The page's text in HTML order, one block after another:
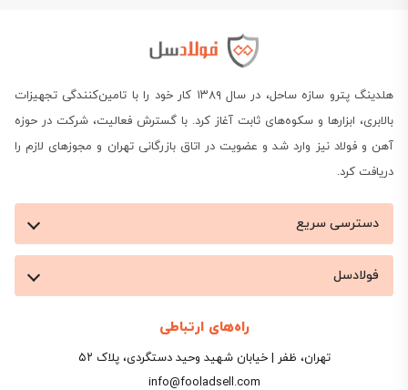
هلدینگ پترو سازه ساحل، در سال ۱۳۸۹ کار خود را با تامین‌کنندگی تجهیزات
بالابری، ابزارها و سکوه‌های ثابت آغاز کرد. با گسترش فعالیت، شرکت در حوزه
آهن و فولاد نیز وارد شد و عضویت در اتاق بازرگانی تهران و مجوزهای لازم را
دریافت کرد.
دسترسی سریع
فولادسل
راه‌های ارتباطی
تهران، ظفر | خیابان شهید وحید دستگردی، پلاک ۵۲
info@fooladsell.com